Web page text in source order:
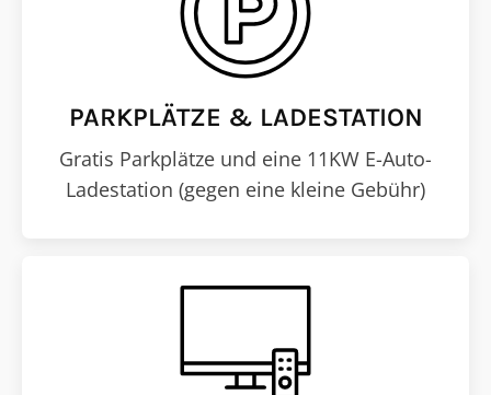
PARKPLÄTZE & LADESTATION
Gratis Parkplätze und eine 11KW E-Auto-
Ladestation (gegen eine kleine Gebühr)